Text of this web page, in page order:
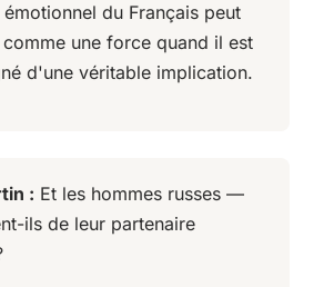
du Français peut
une force quand il est
d'une véritable implication.
: Et les hommes russes —
ils de leur partenaire